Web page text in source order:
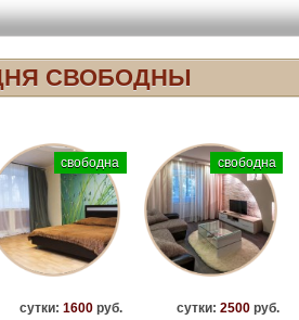
СВОБОДНЫ
свободна
сутки:1600 руб.
свободна
сутки: 2500руб.